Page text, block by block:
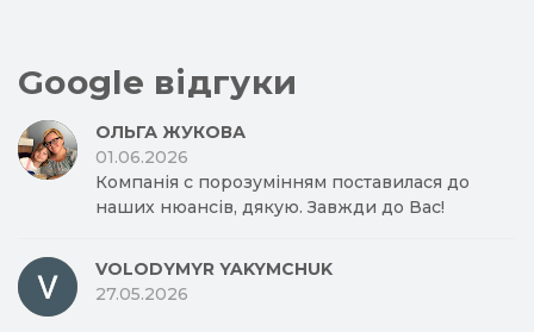
Google відгуки
ОЛЬГА ЖУКОВА
01.06.2026
Компанія с порозумінням поставилася до
наших нюансів, дякую. Завжди до Вас!
VOLODYMYR YAKYMCHUK
27.05.2026